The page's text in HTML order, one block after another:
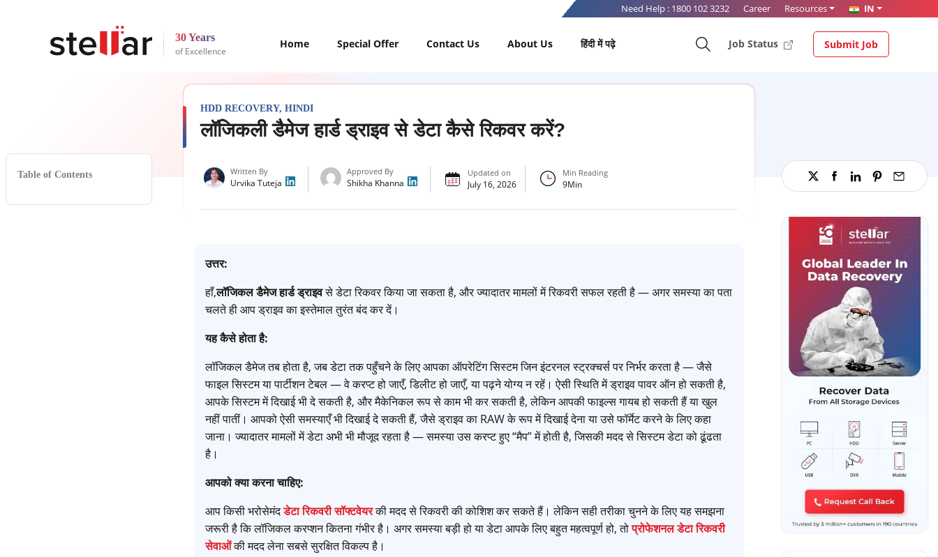
Need Help : 1800 102 3232 Career Resources IN
30 Years
of Excellence
Home Special Offer Contact Us About Us हिंदी में पढ़े Job Status Submit Job
Table of Contents
HDD RECOVERY, HINDI
लॉजिकली डैमेज हार्ड ड्राइव से डेटा कैसे रिकवर करें?
Written By
Urvika Tuteja
Approved By
Shikha Khanna
Updated on
July 16, 2026
Min Reading
9Min
उत्तर:
हाँ,लॉजिकलडैमेजहार्ड ड्राइवसे डेटा रिकवर किया जा सकता है, और ज्यादातर मामलों में रिकवरी सफल रहती है — अगर समस्या का पता
चलते ही आप ड्राइव का इस्तेमाल तुरंत बंद कर दें।
यह कैसे होता है:
लॉजिकल डैमेज तब होता है, जब डेटा तक पहुँचने के लिए आपका ऑपरेटिंग सिस्टम जिन इंटरनल स्ट्रक्चर्स पर निर्भर करता है — जैसे
फाइल सिस्टम या पार्टीशन टेबल — वे करप्ट हो जाएँ, डिलीट हो जाएँ, या पढ़ने योग्य न रहें। ऐसी स्थिति में ड्राइव पावर ऑन हो सकती है,
आपके सिस्टम में दिखाई भी दे सकती है, और मैकेनिकल रूप से काम भी कर सकती है, लेकिन आपकी फाइल्स गायब हो सकती हैं या खुल
नहीं पातीं। आपको ऐसी समस्याएँ भी दिखाई दे सकती हैं, जैसे ड्राइव का RAW के रूप में दिखाई देना या उसे फॉर्मेट करने के लिए कहा
जाना। ज्यादातर मामलों में डेटा अभी भी मौजूद रहता है — समस्या उस करप्ट हुए “मैप” में होती है, जिसकी मदद से सिस्टम डेटा को ढूंढता
है।
आपको क्या करना चाहिए:
आप किसी भरोसेमंदडेटा रिकवरी सॉफ्टवेयरकी मदद से रिकवरी की कोशिश कर सकते हैं। लेकिन सही तरीका चुनने के लिए यह समझना
जरूरी है कि लॉजिकल करप्शन कितना गंभीर है। अगर समस्या बड़ी हो या डेटा आपके लिए बहुत महत्वपूर्ण हो, तोप्रोफेशनल डेटा रिकवरी
सेवाओंकी मदद लेना सबसे सुरक्षित विकल्प है।